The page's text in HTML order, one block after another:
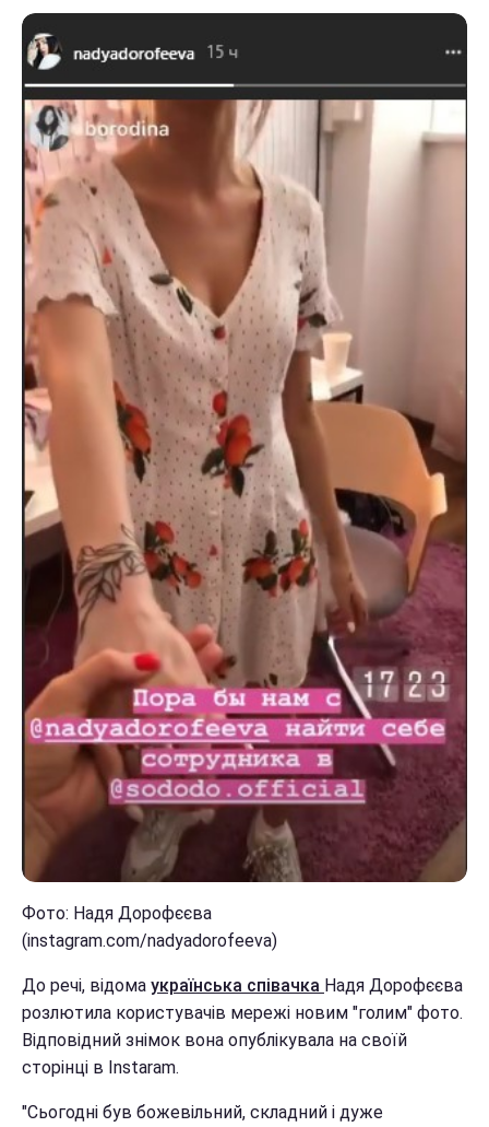
Фото: Надя Дорофєєва
(instagram.com/nadyadorofeeva)
До речі, відома українська співачка Надя Дорофєєва
розлютила користувачів мережі новим "голим" фото.
Відповідний знімок вона опублікувала на своїй
сторінці в Instaram.
"Сьогодні був божевільний, складний і дуже